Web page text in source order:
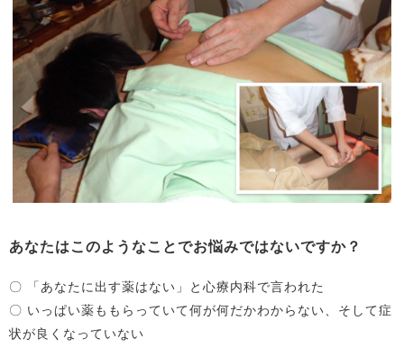
あなたはこのようなことでお悩みではないですか？
〇 「あなたに出す薬はない」と心療内科で言われた
〇 いっぱい薬ももらっていて何が何だかわからない、そして症
状が良くなっていない